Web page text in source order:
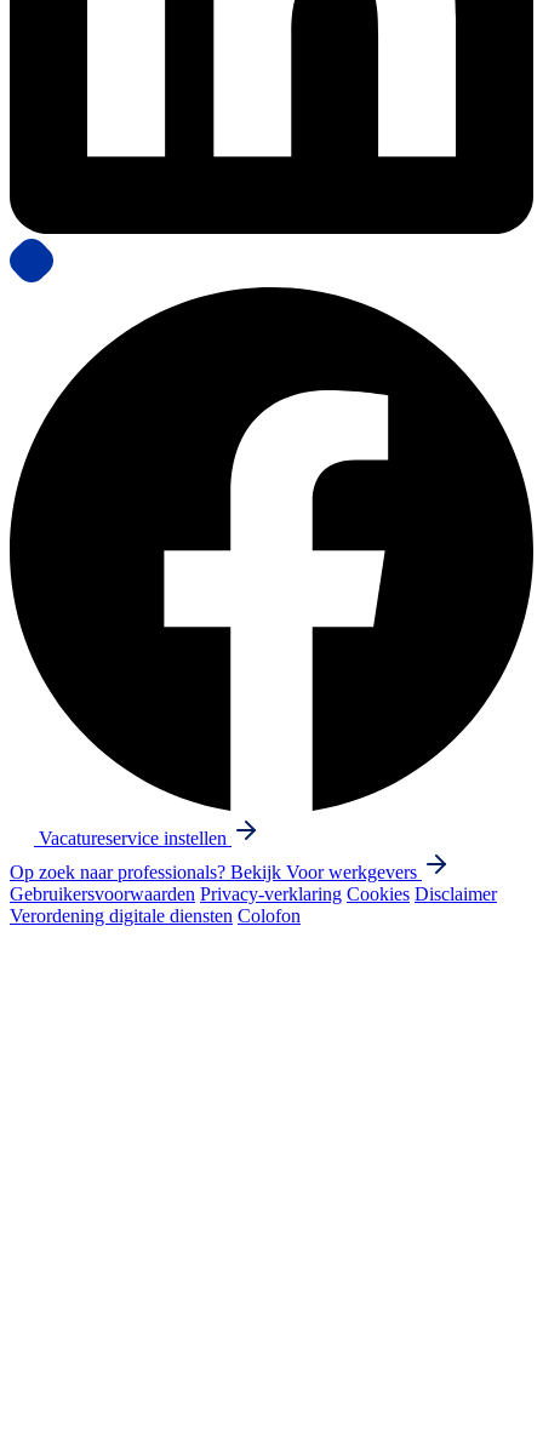
Vacatureservice instellen
Op zoek naar professionals? Bekijk Voor werkgevers
Gebruikersvoorwaarden Privacy-verklaring Cookies Disclaimer
Verordening digitale diensten Colofon